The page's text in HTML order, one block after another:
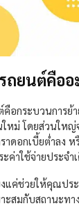
ยนต์คืออ
อกระบวนการย้
ใหม่ โดยส่วนให
าดอกเบี้ยต่ำลง
ค่าใช้จ่ายประจ
แค่ช่วยให้คุณปร
ะสมกับสถานะทา